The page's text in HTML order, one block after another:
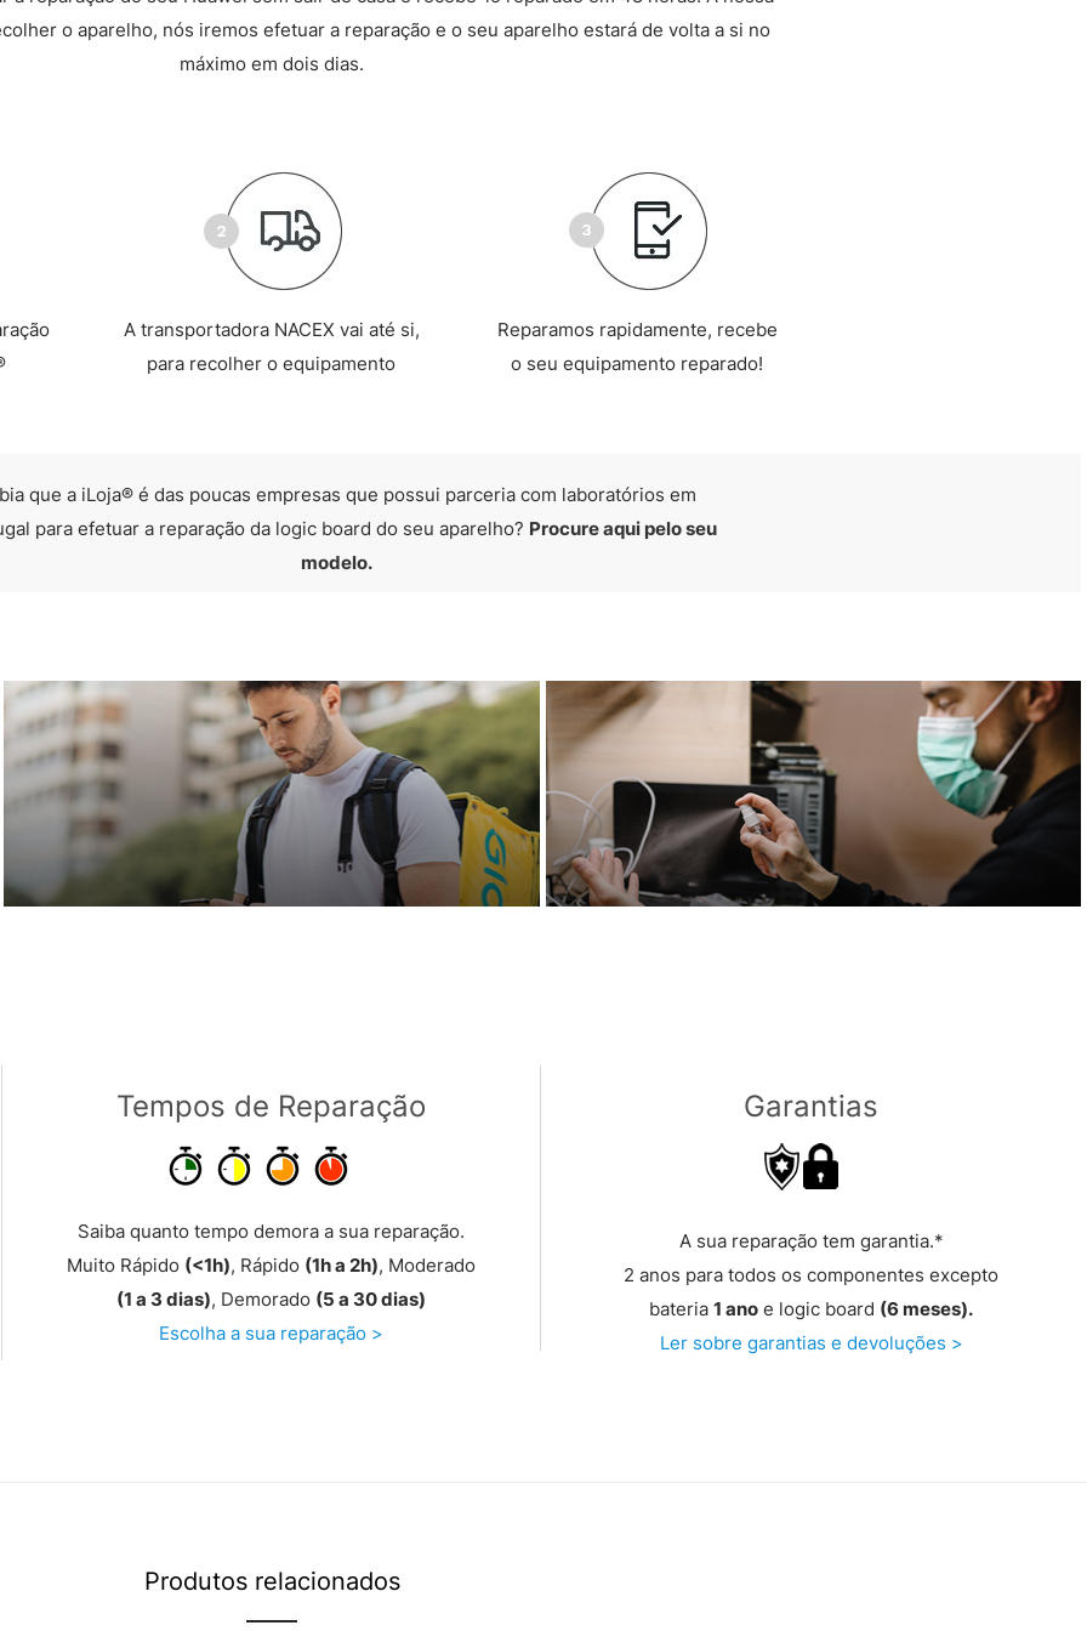
o aparelho, nós iremos efetuar a reparação e o seu aparelho estará de volta a si no
máximo em dois dias.
A transportadora NACEX vai até si,
para recolher o equipamento
Reparamos rapidamente, recebe
o seu equipamento reparado!
que a iLoja® é das poucas empresas que possui parceria com laboratórios em
para efetuar a reparação da logic board do seu aparelho? Procure aqui pelo seu
modelo.
Tempos de Reparação
Saiba quanto tempo demora a sua reparação.
Muito Rápido (<1h), Rápido (1h a 2h), Moderado
(1 a 3 dias), Demorado (5 a 30 dias)
Escolha a sua reparação >
Garantias
A sua reparação tem garantia.*
2 anos para todos os componentes excepto
bateria1 ano e logic board (6 meses).
Ler sobre garantias e devoluções >
Produtos relacionados